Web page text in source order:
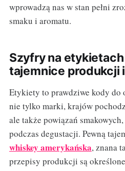
wprowadzą nas w stan pełni
smaku i aromatu.
Szyfry na
tajemnice produkcji
Etykiety to prawdziwe kody do
nie tylko marki, krajów
ale także powiązań
podczas degustacji. Pewną
whiskey amerykańska, znana
przepisy produkcji są